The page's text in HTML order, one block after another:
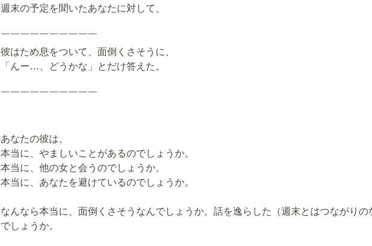
週末の予定を聞いたあなたに対して、
￣￣￣￣￣￣￣￣￣￣
彼はため息をついて、面倒くさそうに、
「んー…、どうかな」とだけ答えた。
￣￣￣￣￣￣￣￣￣￣
あなたの彼は、
本当に、やましいことがあるのでしょうか。
本当に、他の女と会うのでしょうか。
本当に、あなたを避けているのでしょうか。
なんなら本当に、面倒くさそうなんでしょうか。話を逸らした（週末とはつながりの
でしょうか。